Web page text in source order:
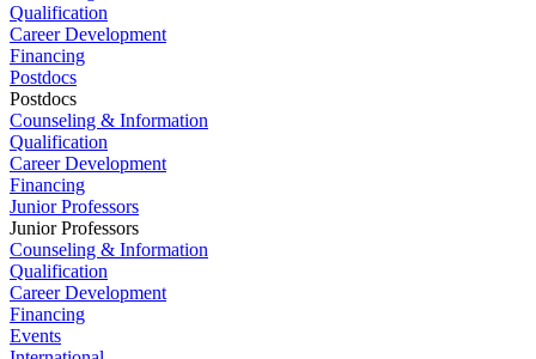
Qualification
Career Development
Financing
Postdocs
Postdocs
Counseling & Information
Qualification
Career Development
Financing
Junior Professors
Junior Professors
Counseling & Information
Qualification
Career Development
Financing
Events